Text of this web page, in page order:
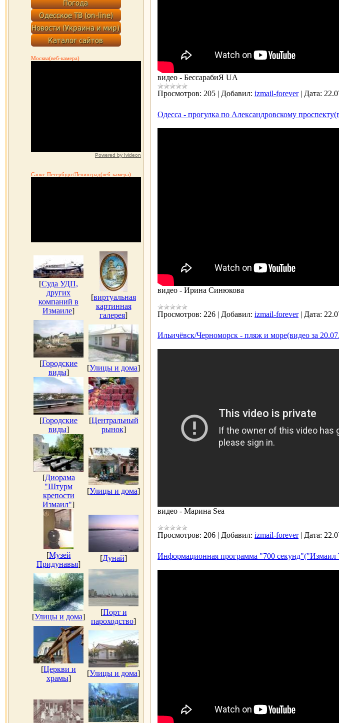
Москва(веб-камера)
Powered by Ivideon
Санкт-Петербург/Ленинград(веб-камера)
[Суда УДП,
других
компаний в
Измаиле]
[виртуальная
картинная
галерея]
[Городские
виды]
[Улицы и дома]
[Городские
виды]
[Центральный
рынок]
[Диорама
"Штурм
крепости
Измаил"]
[Улицы и дома]
[Музей
Придунавья]
[Дунай]
[Улицы и дома]
[Порт и
пароходство]
[Церкви и
храмы]
[Улицы и дома]
видео - БессарабиЯ UA
Просмотров: 205 | Добавил: izmail-forever | Дата:
Одесса - прогулка по Александровскому
видео - Ирина Синюкова
Просмотров: 226 | Добавил: izmail-forever | Дата:
Ильичёвск/Черноморск - пляж и море(видео за
видео - Марина Sea
Просмотров: 206 | Добавил: izmail-forever | Дата:
Информационная программа "700 секунд"("Измаил